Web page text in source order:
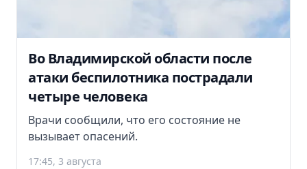
Во Владимирской области после
атаки беспилотника пострадали
четыре человека
Врачи сообщили, что его состояние не
вызывает опасений.
17:45, 3 августа